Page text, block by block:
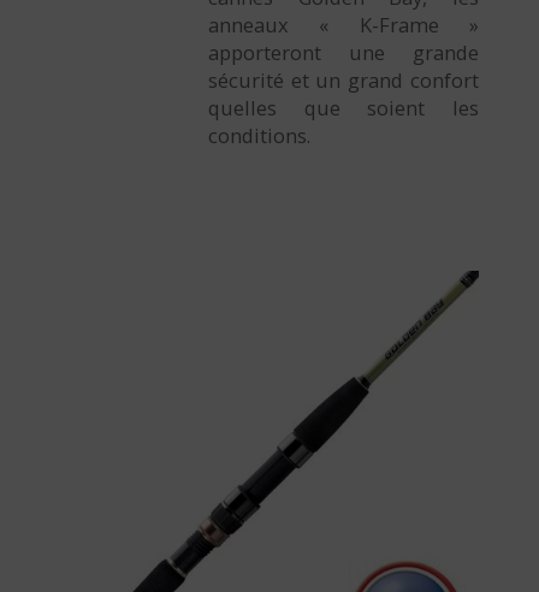
anneaux « K-Frame »
apporteront une grande
sécurité et un grand confort
quelles que soient les
conditions.